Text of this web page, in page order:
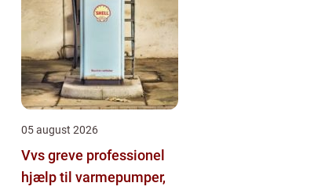
05 august 2026
Vvs greve professionel
hjælp til varmepumper,